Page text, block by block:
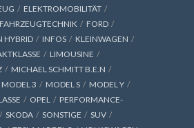
ELEKTROMOBILITÄT
FAHRZEUGTECHNIK
FORD
HYBRID
INFOS
KLEINWAGEN
LIMOUSINE
MICHAEL SCHMITT B.E.N
MODEL 3 MODEL S
MODEL Y
OPEL
PERFORMANCE-
SKODA SONSTIGE
SUV